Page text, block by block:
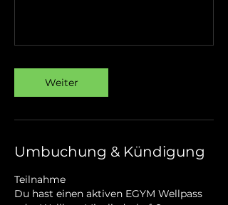
Weiter
Umbuchung & Kündigung
Teilnahme
Du hast einen aktiven EGYM Wellpass